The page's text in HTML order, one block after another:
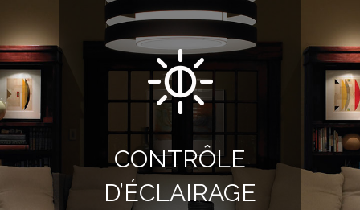
CONTRÔLE
D’ÉCLAIRAGE